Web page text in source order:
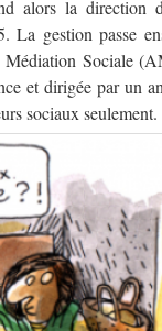
alors la direction
La gestion passe
Médiation Sociale
et dirigée par un
sociaux seulement.